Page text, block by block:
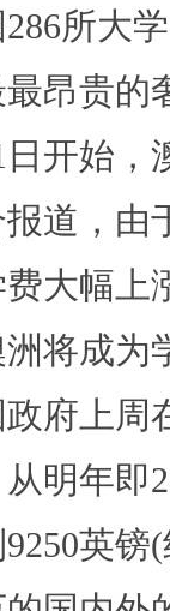
所大学
昂贵的
始，澳
道，由
大幅上
将成为
上周在
明年即
英镑